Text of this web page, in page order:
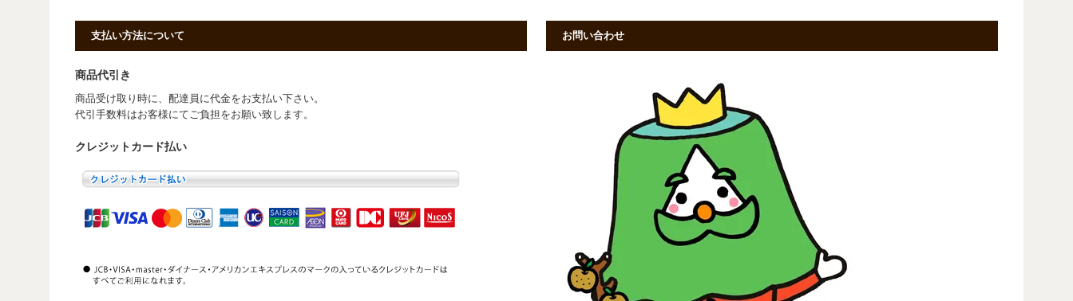
支払い方法について
商品代引き
商品受け取り時に、配達員に代金をお支払い下さい。
代引手数料はお客様にてご負担をお願い致します。
クレジットカード払い
お問い合わせ